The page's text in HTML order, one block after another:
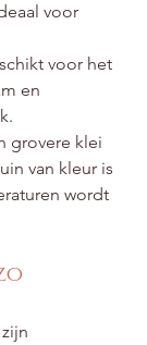
voor
voor het
en
grovere klei
van kleur is
wordt